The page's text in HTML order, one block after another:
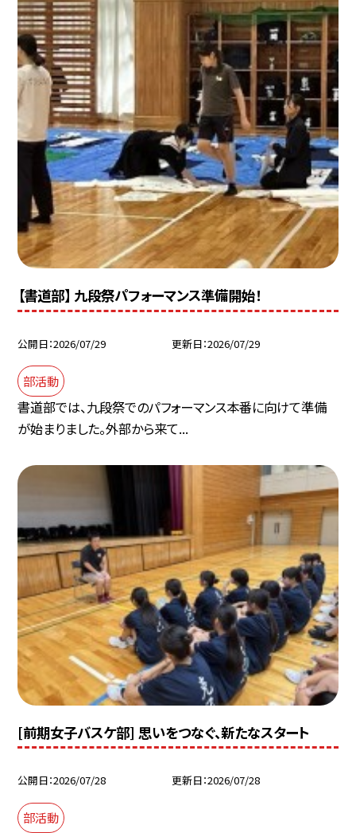
【書道部】 九段祭パフォーマンス準備開始！
公開日 2026/07/29 更新日 2026/07/29
部活動
書道部では、九段祭でのパフォーマンス本番に向けて準備
が始まりました。外部から来て...
[前期女子バスケ部] 思いをつなぐ、新たなスタート
公開日 2026/07/28 更新日 2026/07/28
部活動